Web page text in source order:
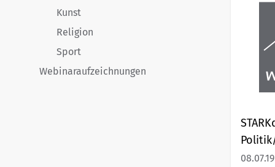
Kunst
Religion
Sport
Webinaraufzeichnungen
08.07.19